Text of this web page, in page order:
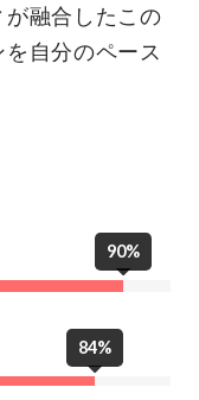
が融合したこの
自分のペース
90%
84%